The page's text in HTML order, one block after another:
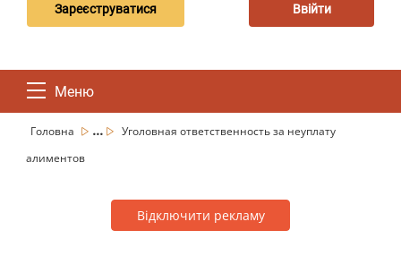
Зареєструватися Ввійти
Меню
Головна ...
Уголовная ответственность за неуплату
алиментов
Відключити рекламу